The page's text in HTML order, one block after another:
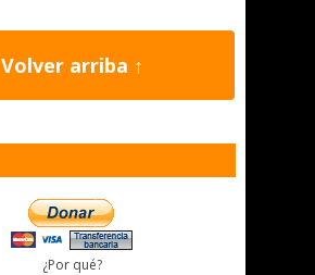
Volver arriba ↑
¿Por qué?